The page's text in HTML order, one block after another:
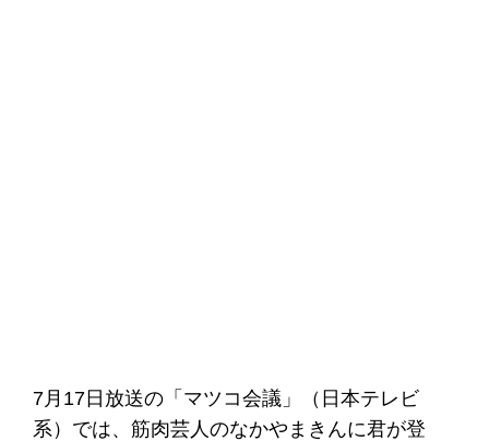
7月17日放送の「マツコ会議」（日本テレビ
系）では、筋肉芸人のなかやまきんに君が登